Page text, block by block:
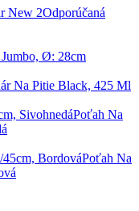
Odporúčaná
Ø: 28cm
Na Pitie Black, 425 Ml
Poťah Na
Poťah Na